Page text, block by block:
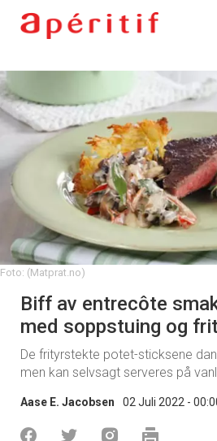
Foto: (Matprat.no)
Biff av entrecôte
med soppstuing og
De frityrstekte potet-sticksene
men kan selvsagt serveres på
Aase E. Jacobsen 02 Juli 2022 -